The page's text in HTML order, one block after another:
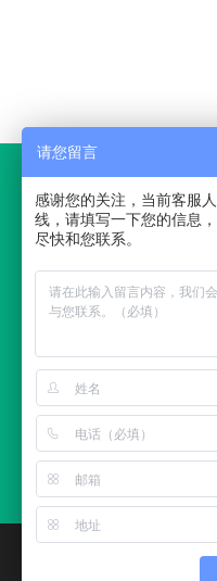
地
400
电
电话
手机
联
请您留言
感谢您的关注，当前客服
线，请填写一下您的信息
尽快和您联系。